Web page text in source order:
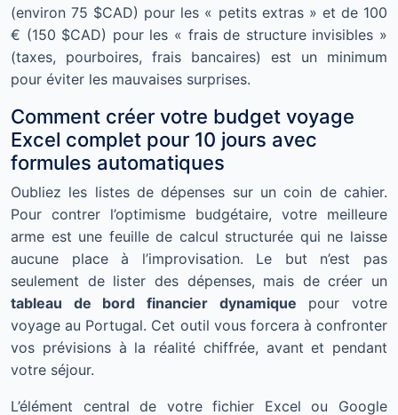
(environ 75 $CAD) pour les « petits extras » et de 100
€ (150 $CAD) pour les « frais de structure invisibles »
(taxes, pourboires, frais bancaires) est un minimum
pour éviter les mauvaises surprises.
Comment créer votre budget voyage
Excel complet pour 10 jours avec
formules automatiques
Oubliez les listes de dépenses sur un coin de cahier.
Pour contrer l’optimisme budgétaire, votre meilleure
arme est une feuille de calcul structurée qui ne laisse
aucune place à l’improvisation. Le but n’est pas
seulement de lister des dépenses, mais de créer un
tableau de bord financier dynamique pour votre
voyage au Portugal. Cet outil vous forcera à confronter
vos prévisions à la réalité chiffrée, avant et pendant
votre séjour.
L’élément central de votre fichier Excel ou Google